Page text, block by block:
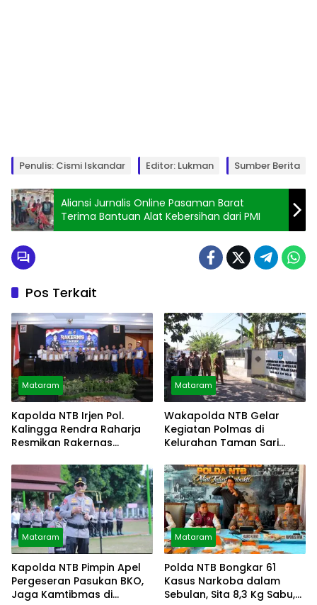
Penulis: Cismi Iskandar Editor: Lukman Sumber Berita
Aliansi Jurnalis Online Pasaman Barat
Terima Bantuan Alat Kebersihan dari PMI
Pos Terkait
Mataram
Kapolda NTB Irjen Pol.
Kalingga Rendra Raharja
Resmikan Rakernas
Mataram
Wakapolda NTB Gelar
Kegiatan Polmas di
Kelurahan Taman Sari
Mataram
Kapolda NTB Pimpin Apel
Pergeseran Pasukan BKO,
Jaga Kamtibmas di
Mataram
Polda NTB Bongkar 61
Kasus Narkoba dalam
Sebulan, Sita 8,3 Kg Sabu,